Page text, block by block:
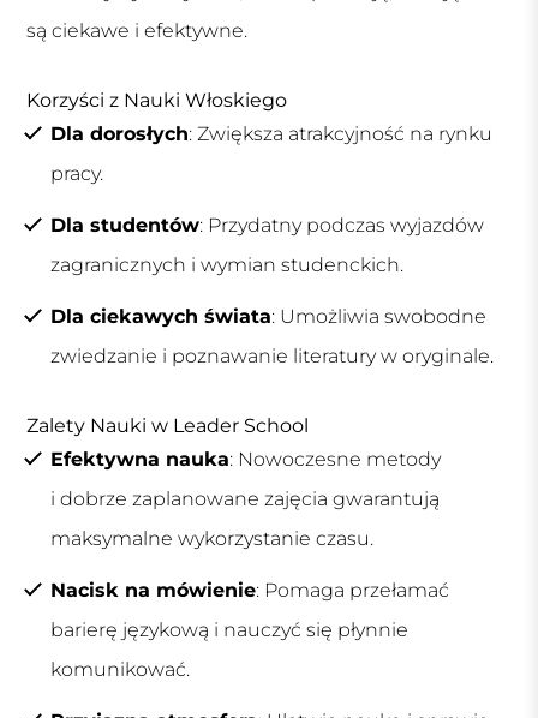
są ciekawe i efektywne.
Korzyści z Nauki Włoskiego
Dla dorosłych: Zwiększa atrakcyjność na rynku
pracy.
Dla studentów: Przydatny podczas wyjazdów
zagranicznych i wymian studenckich.
Dla ciekawych świata: Umożliwia swobodne
zwiedzanie i poznawanie literatury w oryginale.
Zalety Nauki w Leader School
Efektywna nauka: Nowoczesne metody
i dobrze zaplanowane zajęcia gwarantują
maksymalne wykorzystanie czasu.
Nacisk na mówienie: Pomaga przełamać
barierę językową i nauczyć się płynnie
komunikować.